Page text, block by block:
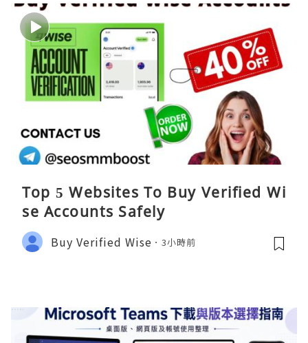
Top 5 Websites To Buy Verified Wi
se Accounts Safely
Buy Verified Wise 3小時前